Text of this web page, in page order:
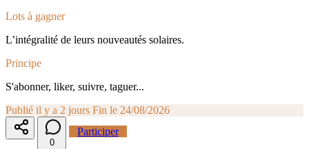
Lots à gagner
L’intégralité de leurs nouveautés solaires.
Principe
S'abonner, liker, suivre, taguer...
Publié il y a 2 jours Fin le 24/08/2026
0
Participer